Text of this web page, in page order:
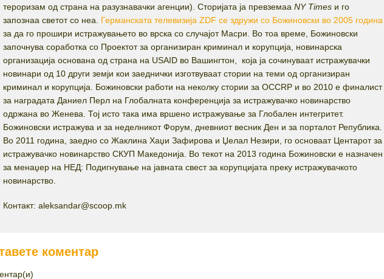
тероризам од страна на разузнавачки агенции). Сторијата ја превземааNY Times и го
запознаа светот со неа. Германската телевизија ZDF се здружи со Божиновски во 2005 година
за да го прошири истражувањето во врска со случајот Масри. Во тоа време, Божиновски
започнува соработка со Проектот за организиран криминал и корупција, новинарска
организација основана од страна на USAID во Вашингтон, која ја сочинуваат истражувачки
новинари од 10 други земји кои заеднички изготвуваат стории на теми од организиран
криминал и корупција. Божиновски работи на неколку стории за OCCRP и во 2010 е финалист
за наградата Даниел Перл на Глобалната конференција за истражувачко новинарство
одржана во Женева. Тој исто така има вршено истражување за Глобален интегритет.
Божиновски истражува и за неделникот Форум, дневниот весник Ден и за порталот Република.
Во 2011 година, заедно со Жаклина Хаџи Зафирова и Џелал Незири, го основаат Центарот за
истражувачко новинарство СКУП Македонија. Во текот на 2013 година Божиновски е назначен
за менаџер на НЕД: Подигнување на јавната свест за корупцијата преку истражувачкото
новинарство.
Контакт: aleksandar@scoop.mk
коментар